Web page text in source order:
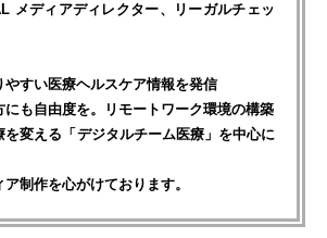
メディアディレクター、リーガルチェッ
やすい医療ヘルスケア情報を発信
にも自由度を。リモートワーク環境の構築
を変える「デジタルチーム医療」を中心に
制作を心がけております。